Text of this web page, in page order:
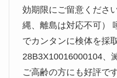
効期限にご留意くださ
縄、離島は対応不可）
でカンタンに検体を採
28B3X10016000104、
ご高齢の方にも好評で